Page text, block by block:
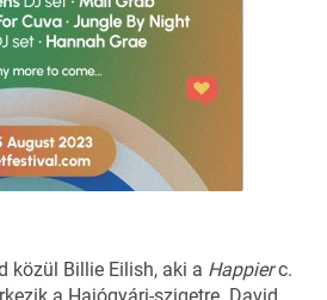
közül Billie Eilish, aki a Happierc.
a Hajógyári-szigetre. David